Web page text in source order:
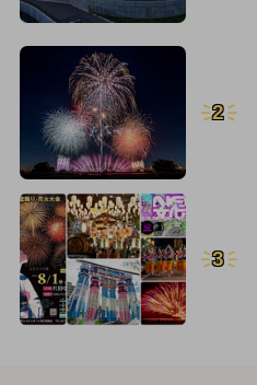
2
3